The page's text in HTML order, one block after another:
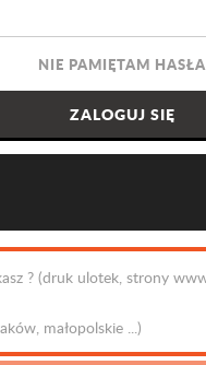
NIE PAMIĘTAM HASŁA